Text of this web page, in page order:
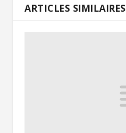
ARTICLES SIMILAIRES